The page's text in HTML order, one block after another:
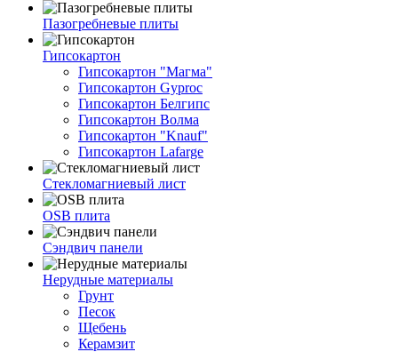
Пазогребневые плиты
Гипсокартон
Гипсокартон "Магма"
Гипсокартон Gyproc
Гипсокартон Белгипс
Гипсокартон Волма
Гипсокартон "Knauf"
Гипсокартон Lafarge
Стекломагниевый лист
OSB плита
Сэндвич панели
Нерудные материалы
Грунт
Песок
Щебень
Керамзит